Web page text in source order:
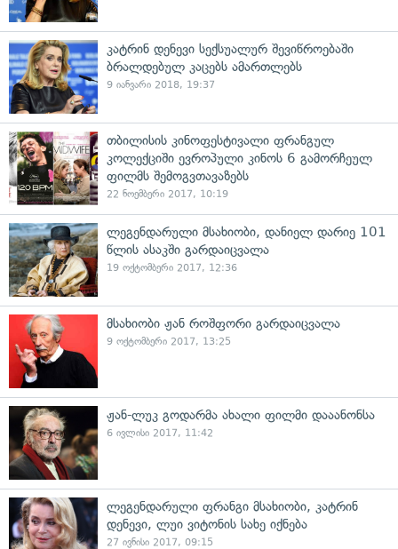
კატრინ დენევი სექსუალურ შევიწროებაში
ბრალდებულ კაცებს ამართლებს
9 იანვარი 2018, 19:37
თბილისის კინოფესტივალი ფრანგულ
კოლექციში ევროპული კინოს 6 გამორჩეულ
ფილმს შემოგვთავაზებს
22 ნოემბერი 2017, 10:19
ლეგენდარული მსახიობი, დანიელ დარიე 101
წლის ასაკში გარდაიცვალა
19 ოქტომბერი 2017, 12:36
მსახიობი ჟან როშფორი გარდაიცვალა
9 ოქტომბერი 2017, 13:25
ჟან-ლუკ გოდარმა ახალი ფილმი დააანონსა
6 ივლისი 2017, 11:42
ლეგენდარული ფრანგი მსახიობი, კატრინ
დენევი, ლუი ვიტონის სახე იქნება
27 ივნისი 2017, 09:15